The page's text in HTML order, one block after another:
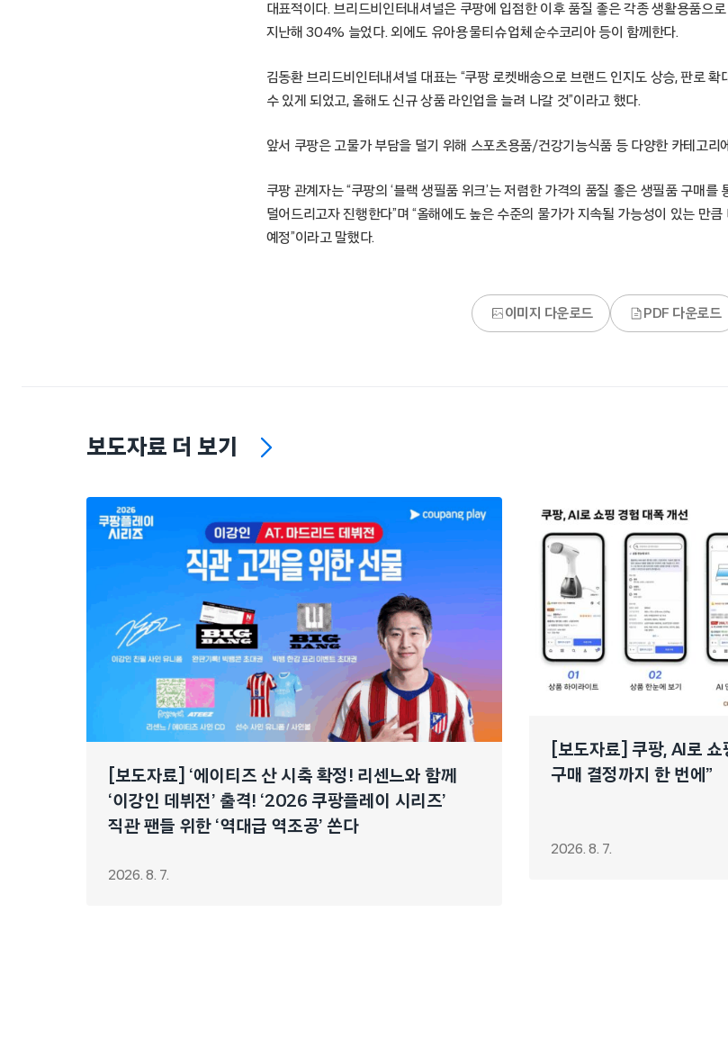
대표적이다. 브리드비인터내셔널은 쿠팡에 입점한 이후 품질 좋은 각종 생활용품으
지난해 304% 늘었다. 외에도 유아용 물티슈 업체 순수코리아 등이 함께한다.
김동환 브리드비인터내셔널 대표는 “쿠팡 로켓배송으로 브랜드 인지도 상승, 판로
수 있게 되었고, 올해도 신규 상품 라인업을 늘려 나갈 것”이라고 했다.
앞서 쿠팡은 고물가 부담을 덜기 위해 스포츠용품/건강기능식품 등 다양한 카테고리
쿠팡 관계자는 “쿠팡의 ‘블랙 생필품 위크’는 저렴한 가격의 품질 좋은 생필품 구매를
덜어드리고자 진행한다”며 “올해에도 높은 수준의 물가가 지속될 가능성이 있는 만
예정”이라고 말했다.
이미지 다운로드 PDF 다운로드
보도자료 더 보기
[보도자료] ‘에이티즈 산 시축 확정! 리센느와 함께
‘이강인 데뷔전’ 출격! ‘2026 쿠팡플레이 시리즈’
직관 팬들 위한 ‘역대급 역조공’ 쏜다
2026. 8. 7.
[보도자료] 쿠팡, AI로
구매 결정까지 한 번에”
2026. 8. 7.